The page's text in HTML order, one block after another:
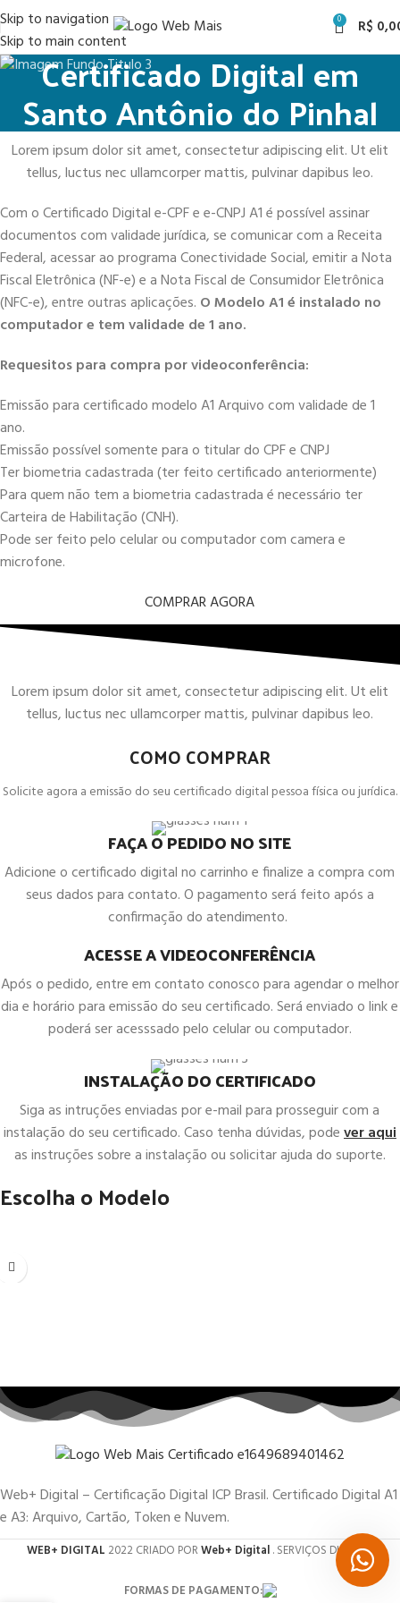
Skip to navigation
Skip to main content
0 R$
Certificado Digital em
Santo Antônio do Pinhal
Lorem ipsum dolor sit amet, consectetur adipiscing elit. Ut elit
tellus, luctus nec ullamcorper mattis, pulvinar dapibus leo.
Com o Certificado Digital e-CPF e e-CNPJ A1 é possível assinar
documentos com validade jurídica, se comunicar com a Receita
Federal, acessar ao programa Conectividade Social, emitir a Nota
Fiscal Eletrônica (NF-e) e a Nota Fiscal de Consumidor Eletrônica
(NFC-e), entre outras aplicações. O Modelo A1 é instalado no
computador e tem validade de 1 ano.
Requesitos para compra por videoconferência:
Emissão para certificado modelo A1 Arquivo com validade de 1
ano.
Emissão possível somente para o titular do CPF e CNPJ
Ter biometria cadastrada (ter feito certificado anteriormente)
Para quem não tem a biometria cadastrada é necessário ter
Carteira de Habilitação (CNH).
Pode ser feito pelo celular ou computador com camera e
microfone.
COMPRAR AGORA
Lorem ipsum dolor sit amet, consectetur adipiscing elit. Ut elit
tellus, luctus nec ullamcorper mattis, pulvinar dapibus leo.
COMO COMPRAR
Solicite agora a emissão do seu certificado digital pessoa física ou jurídica.
FAÇA O PEDIDO NO SITE
Adicione o certificado digital no carrinho e finalize a compra com
seus dados para contato. O pagamento será feito após a
confirmação do atendimento.
ACESSE A VIDEOCONFERÊNCIA
Após o pedido, entre em contato conosco para agendar o melhor
dia e horário para emissão do seu certificado. Será enviado o link e
poderá ser acesssado pelo celular ou computador.
INSTALAÇÃO DO CERTIFICADO
Siga as intruções enviadas por e-mail para prosseguir com a
instalação do seu certificado. Caso tenha dúvidas, podever aqui
as instruções sobre a instalação ou solicitar ajuda do suporte.
Escolha o Modelo
Web+ Digital – Certificação Digital ICP Brasil. Certificado Digital A1
e A3: Arquivo, Cartão, Token e Nuvem.
WEB+ DIGITAL 2022 CRIADO PORWeb+ Digital. SERVIÇOS DIGITAIS.
FORMAS DE PAGAMENTO: